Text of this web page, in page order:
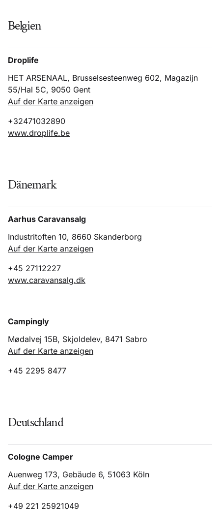
Belgien
Droplife
HET ARSENAAL, Brusselsesteenweg 602, Magazijn
55/Hal 5C, 9050 Gent
Auf der Karte anzeigen
+32471032890
www.droplife.be
Dänemark
Aarhus Caravansalg
Industritoften 10, 8660 Skanderborg
Auf der Karte anzeigen
+45 27112227
www.caravansalg.dk
Campingly
Mødalvej 15B, Skjoldelev, 8471 Sabro
Auf der Karte anzeigen
+45 2295 8477
Deutschland
Cologne Camper
Auenweg 173, Gebäude 6, 51063 Köln
Auf der Karte anzeigen
+49 221 25921049